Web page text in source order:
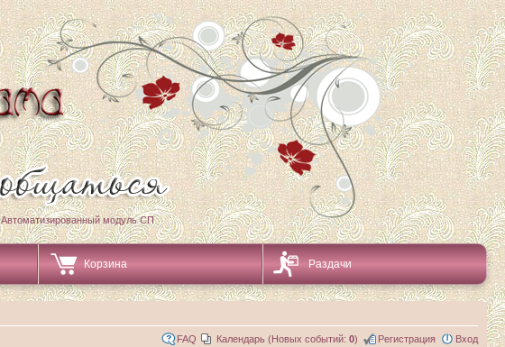
Автоматизированный модуль СП
Корзина Раздачи
FAQ Календарь (Новых событий: 0) Регистрация Вход